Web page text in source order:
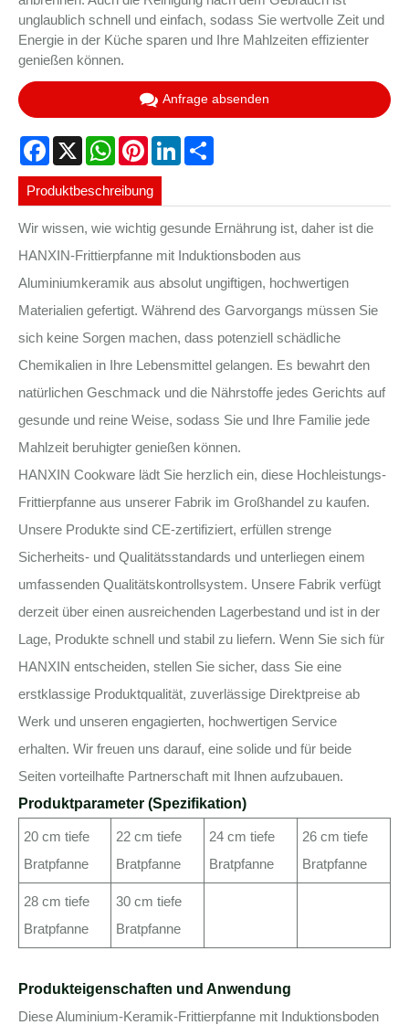
unglaublich schnell und einfach, sodass Sie wertvolle Zeit und
Energie in der Küche sparen und Ihre Mahlzeiten effizienter
genießen können.
Anfrage absenden
Facebook
X WhatsAppPinterestLinkedIn
Produktbeschreibung
Wir wissen, wie wichtig gesunde Ernährung ist, daher ist die
HANXIN-Frittierpfanne mit Induktionsboden aus
Aluminiumkeramik aus absolut ungiftigen, hochwertigen
Materialien gefertigt. Während des Garvorgangs müssen Sie
sich keine Sorgen machen, dass potenziell schädliche
Chemikalien in Ihre Lebensmittel gelangen. Es bewahrt den
natürlichen Geschmack und die Nährstoffe jedes Gerichts auf
gesunde und reine Weise, sodass Sie und Ihre Familie jede
Mahlzeit beruhigter genießen können.
HANXIN Cookware lädt Sie herzlich ein, diese Hochleistungs-
Frittierpfanne aus unserer Fabrik im Großhandel zu kaufen.
Unsere Produkte sind CE-zertifiziert, erfüllen strenge
Sicherheits- und Qualitätsstandards und unterliegen einem
umfassenden Qualitätskontrollsystem. Unsere Fabrik verfügt
derzeit über einen ausreichenden Lagerbestand und ist in der
Lage, Produkte schnell und stabil zu liefern. Wenn Sie sich für
HANXIN entscheiden, stellen Sie sicher, dass Sie eine
erstklassige Produktqualität, zuverlässige Direktpreise ab
Werk und unseren engagierten, hochwertigen Service
erhalten. Wir freuen uns darauf, eine solide und für beide
Seiten vorteilhafte Partnerschaft mit Ihnen aufzubauen.
Produktparameter (Spezifikation)
20 cm tiefe
Bratpfanne
22 cm tiefe
Bratpfanne
24 cm tiefe
Bratpfanne
26 cm tiefe
Bratpfanne
28 cm tiefe
Bratpfanne
30 cm tiefe
Bratpfanne
Produkteigenschaften und Anwendung
Diese Aluminium-Keramik-Frittierpfanne mit Induktionsboden